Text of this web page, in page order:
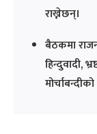
राख्नेछन्।
बैठकमा
हिन्दुवादी,